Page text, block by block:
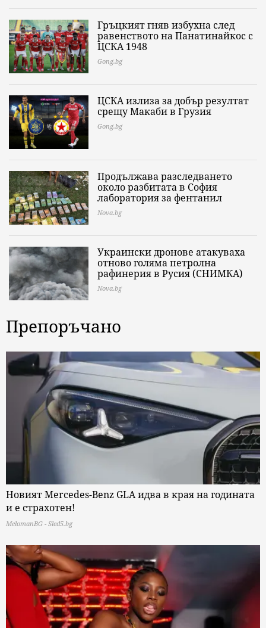
Гръцкият гняв избухна след
равенството на Панатинайкос с
ЦСКА 1948
Gong.bg
ЦСКА излиза за добър резултат
срещу Макаби в Грузия
Gong.bg
Продължава разследването
около разбитата в София
лаборатория за фентанил
Nova.bg
Украински дронове атакуваха
отново голяма петролна
рафинерия в Русия (СНИМКА)
Nova.bg
Препоръчано
Новият Mercedes-Benz GLA идва в края на годината
и е страхотен!
MelomanBG - Sled5.bg